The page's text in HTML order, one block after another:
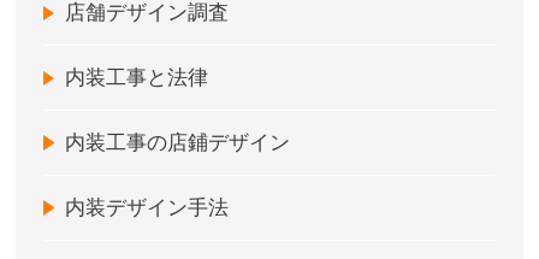
店舗デザイン調査
内装工事と法律
内装工事の店鋪デザイン
内装デザイン手法